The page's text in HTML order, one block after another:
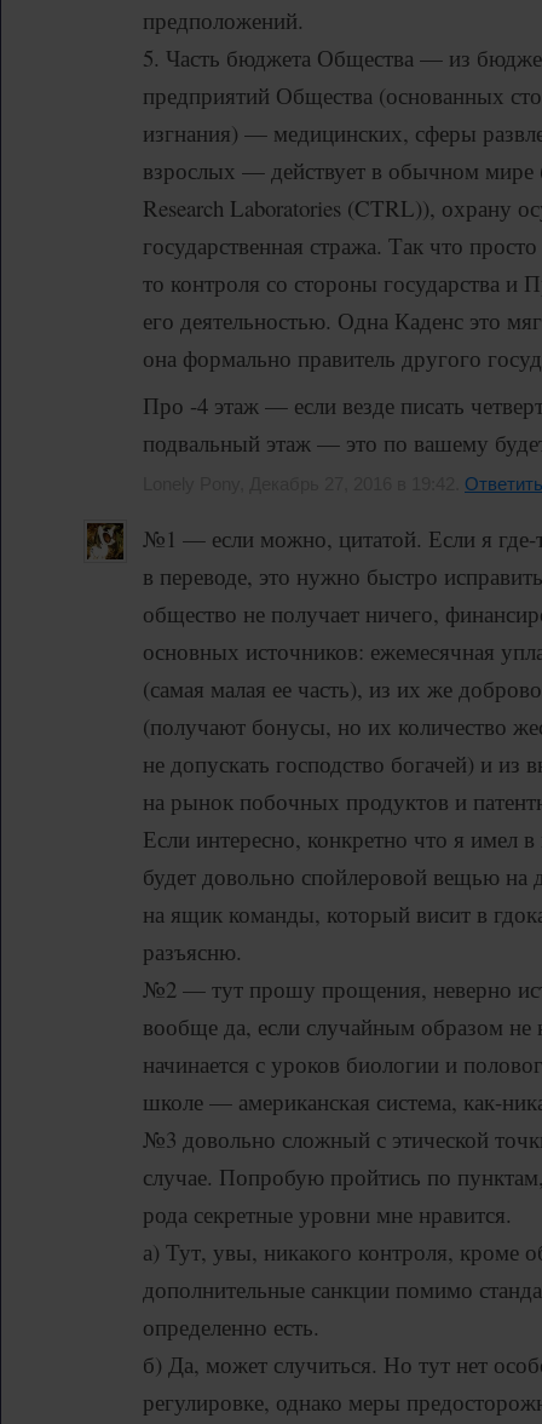
предположений.
5. Часть бюджета Общества — из
предприятий Общества (основанных
изгнания) — медицинских, сферы
взрослых — действует в обычном мире
Research Laboratories (CTRL)), охрану
государственная стража. Так что
то контроля со стороны государства и
его деятельностью. Одна Каденс это
она формально правитель другого
Про -4 этаж — если везде писать
подвальный этаж — это по вашему
Ответить
№1 — если можно, цитатой. Если я где-
в переводе, это нужно быстро
общество не получает ничего,
основных источников: ежемесячная
(самая малая ее часть), из их же
(получают бонусы, но их количество
не допускать господство богачей) и из
на рынок побочных продуктов и
Если интересно, конкретно что я имел
будет довольно спойлеровой вещью
на ящик команды, который висит в
разъясню.
№2 — тут прошу прощения, неверно
вообще да, если случайным образом не
начинается с уроков биологии и
школе — американская система, как-
№3 довольно сложный с этической
случае. Попробую пройтись по
рода секретные уровни мне нравится.
а) Тут, увы, никакого контроля, кроме
дополнительные санкции помимо
определенно есть.
б) Да, может случиться. Но тут нет
регулировке, однако меры